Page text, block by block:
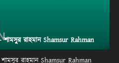
শামসুর রাহমান Shamsur Rahman
রাহমান Shamsur Rahman